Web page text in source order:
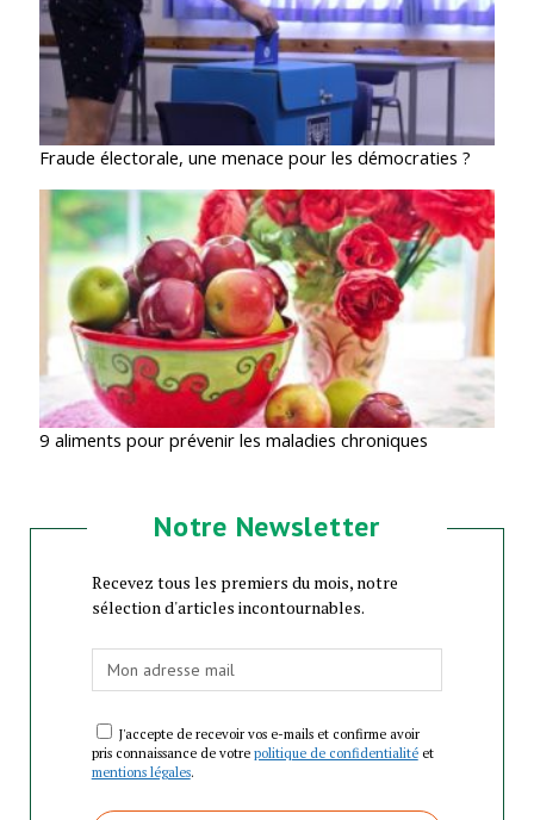
Fraude électorale, une menace pour les démocraties ?
9 aliments pour prévenir les maladies chroniques
Notre Newsletter
Recevez tous les premiers du mois, notre
sélection d'articles incontournables.
J'accepte de recevoir vos e-mails et confirme avoir
pris connaissance de votre politique de confidentialitéet
mentions légales.